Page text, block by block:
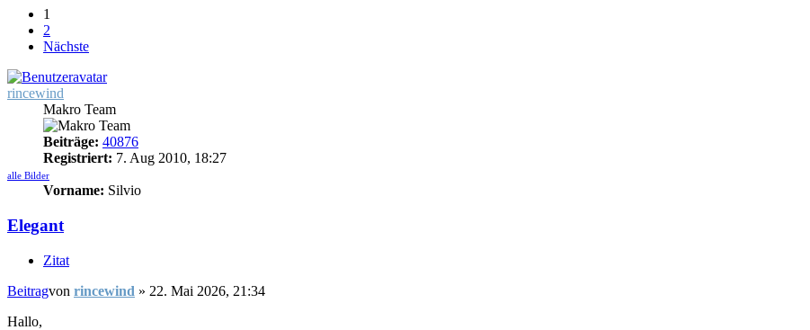
1
2
Nächste
rincewind
Makro Team
Beiträge: 40876
Registriert: 7. Aug 2010, 18:27
alle Bilder
Vorname: Silvio
Elegant
Zitat
Beitragvon rincewind » 22. Mai 2026, 21:34
Hallo,